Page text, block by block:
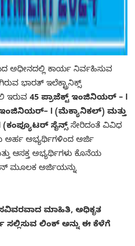
ಅಧೀನದಲ್ಲಿ ಕಾರ್ಯ ನಿರ್ವಹಿಸುವ
ಭಾರತ್ ಇಲೆಕ್ಟ್ರಾನಿಕ್ಸ್
ಇರುವ 45 ಪ್ರಾಜೆಕ್ಟ್ ಇಂಜಿನಿಯರ್ – I
ಇಂಜಿನಿಯರ್– I (ಮೆಕ್ಯಾನಿಕಲ್) ಮತ್ತು
ಸೈನ್ಸ್ಸೇರಿದಂತೆ ವಿವಿಧ
ಅರ್ಹ ಅಭ್ಯರ್ಥಿಗಳಿಂದ ಅರ್ಜಿ
ಆಸಕ್ತ ಅಭ್ಯರ್ಥಿಗಳು ಕೊನೆಯ
ಮೂಲಕ ಅರ್ಜಿಯನ್ನು
ಮಾಹಿತಿ, ಅಧಿಕೃತ
ಲಿಂಕ್ ಅನ್ನು ಈ ಕೆಳೆಗೆ